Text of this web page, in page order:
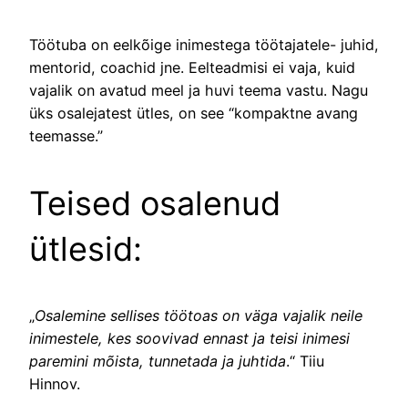
Töötuba on eelkõige inimestega töötajatele- juhid,
mentorid, coachid jne. Eelteadmisi ei vaja, kuid
vajalik on avatud meel ja huvi teema vastu. Nagu
üks osalejatest ütles, on see “kompaktne avang
teemasse.”
Teised osalenud
ütlesid:
„Osalemine sellises töötoas on väga vajalik neile
inimestele, kes soovivad ennast ja teisi inimesi
paremini mõista, tunnetada ja juhtida.“ Tiiu
Hinnov.